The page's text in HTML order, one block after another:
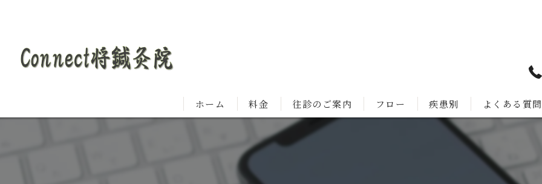
ホーム 料金 往診のご案内 フロー 疾患別 よくある質問